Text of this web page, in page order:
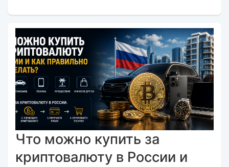
валют и криптовалют CosmoChanger
официально добавлен в листинг
мониторинга обменников
Monik.exchange.Что это значит для вас?
Только плюсы! Мы делаем всё, чтобы каждый
ваш обмен был быстрым, безопасным и
комфортным.Почему это важное событие?
Попадание в список надежных платформ на
Monik.exchange — это знак каче...
Что можно купить за
криптовалюту в России и